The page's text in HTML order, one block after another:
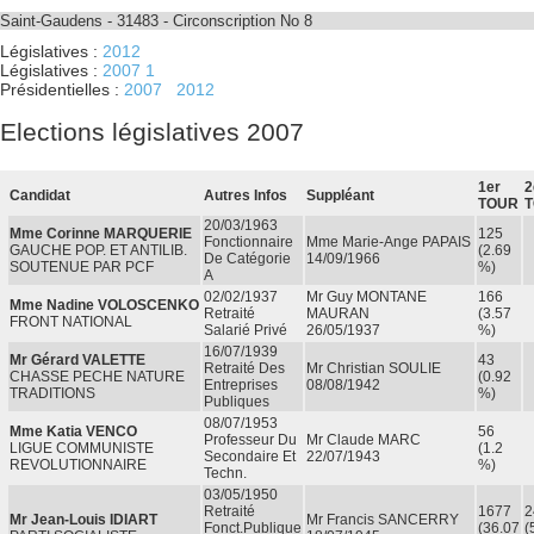
Saint-Gaudens - 31483 - Circonscription No 8
Législatives : 2012
Législatives : 2007 1
Présidentielles : 2007 2012
Elections législatives 2007
Candidat Autres Infos Suppléant
1er
TOUR
Mme Corinne MARQUERIE
GAUCHE POP. ET ANTILIB.
SOUTENUE PAR PCF
20/03/1963
Fonctionnaire
De Catégorie
A
Mme Marie-Ange PAPAIS
14/09/1966
125
(2.69
%)
Mme Nadine VOLOSCENKO
FRONT NATIONAL
02/02/1937
Retraité
Salarié Privé
Mr Guy MONTANE
MAURAN
26/05/1937
166
(3.57
%)
Mr Gérard VALETTE
CHASSE PECHE NATURE
TRADITIONS
16/07/1939
Retraité Des
Entreprises
Publiques
Mr Christian SOULIE
08/08/1942
43
(0.92
%)
Mme Katia VENCO
LIGUE COMMUNISTE
REVOLUTIONNAIRE
08/07/1953
Professeur Du
Secondaire Et
Techn.
Mr Claude MARC
22/07/1943
56
(1.2
%)
Mr Jean-Louis IDIART
03/05/1950
Retraité
Fonct.publique Mr Francis SANCERRY
1677
(36.07